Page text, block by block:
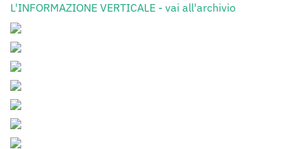
L'INFORMAZIONE VERTICALE - vai all'archivio